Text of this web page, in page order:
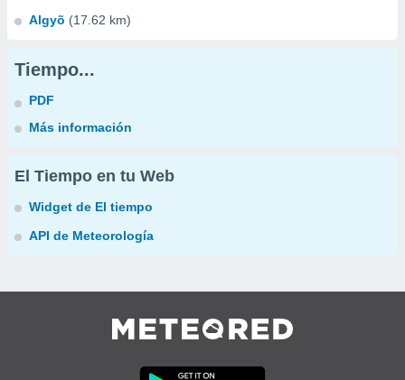
Algyõ (17.62 km)
Tiempo...
PDF
Más información
El Tiempo en tu Web
Widget de El tiempo
API de Meteorología